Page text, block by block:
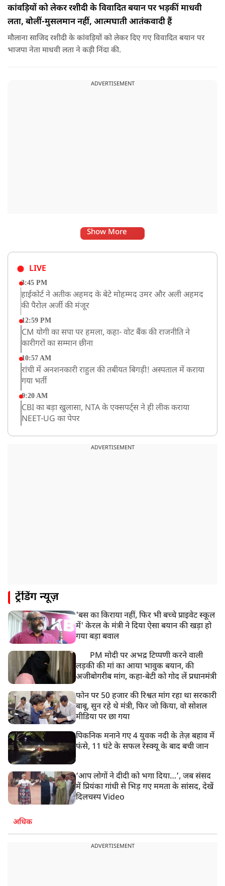
कांवड़ियों को लेकर रशीदी के विवादित बयान पर भड़कीं माधवी
लता, बोलीं-मुसलमान नहीं, आत्मघाती आतंकवादी हैं
मौलाना साजिद रशीदी के कांवड़ियों को लेकर दिए गए विवादित बयान पर
भाजपा नेता माधवी लता ने कड़ी निंदा की.
ADVERTISEMENT
Show More
LIVE
3:45 PM
हाईकोर्ट ने अतीक अहमद के बेटे मोहम्मद उमर और अली अहमद
की पैरोल अर्जी की मंजूर
12:59 PM
CM योगी का सपा पर हमला, कहा- वोट बैंक की राजनीति ने
कारीगरों का सम्मान छीना
10:57 AM
रांची में अनशनकारी राहुल की तबीयत बिगड़ी! अस्पताल में कराया
गया भर्ती
9:20 AM
CBI का बड़ा खुलासा, NTA के एक्सपर्ट्स ने ही लीक कराया
NEET-UG का पेपर
उत्तराखंड: हरिद्वार में गंगा उफान पर, जलस्तर में बढ़ोतरी
ADVERTISEMENT
ट्रेंडिंग न्यूज़
'बस का किराया नहीं, फिर भी बच्चे प्राइवेट स्कूल
में' केरल के मंत्री ने दिया ऐसा बयान की खड़ा हो
गया बड़ा बवाल
PM मोदी पर अभद्र टिप्पणी करने वाली
लड़की की मां का आया भावुक बयान, की
अजीबोगरीब मांग, कहा-बेटी को गोद लें प्रधानमंत्री
फोन पर 50 हजार की रिश्वत मांग रहा था सरकारी
बाबू, सुन रहे थे मंत्री, फिर जो किया, वो सोशल
मीडिया पर छा गया
पिकनिक मनाने गए 4 युवक नदी के तेज़ बहाव में
फंसे, 11 घंटे के सफल रेस्क्यू के बाद बची जान
‘आप लोगों ने दीदी को भगा दिया…’, जब संसद
में प्रियंका गांधी से भिड़ गए ममता के सांसद, देखें
दिलचस्प Video
अधिक
ADVERTISEMENT